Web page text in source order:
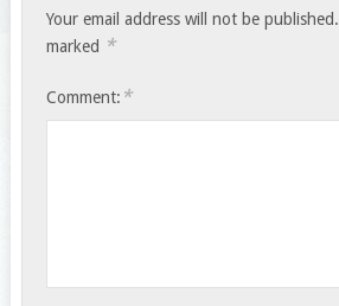
Your email address will not be published.
marked *
Comment: *